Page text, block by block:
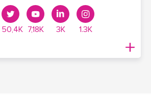
50,4K 7,18K 3K 1.3K